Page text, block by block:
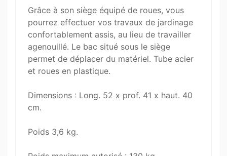
Grâce à son siège équipé de roues, vous
pourrez effectuer vos travaux de jardinage
confortablement assis, au lieu de travailler
agenouillé. Le bac situé sous le siège
permet de déplacer du matériel. Tube acier
et roues en plastique.
Dimensions : Long. 52 x prof. 41 x haut. 40
cm.
Poids 3,6 kg.